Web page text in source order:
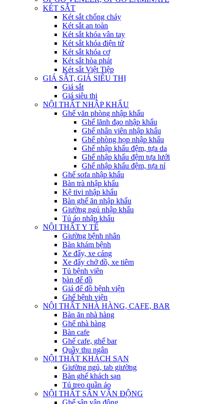
KÉT SẮT
Két sắt chống cháy
Két sắt an toàn
Két sắt khóa vân tay
Két sắt khóa điện tử
Két sắt khóa cơ
Két sắt hòa phát
Két sắt Việt Tiệp
GIÁ SẮT, GIÁ SIÊU THỊ
Giá sắt
Giá siêu thị
NỘI THẤT NHẬP KHẨU
Ghế văn phòng nhập khẩu
Ghế lãnh đạo nhập khẩu
Ghế nhân viên nhập khẩu
Ghế phòng họp nhập khẩu
Ghế nhập khẩu đệm, tựa da
Ghế nhập khẩu đệm tựa lưới
Ghế nhập khẩu đệm, tựa nỉ
Ghế sofa nhập khẩu
Bàn trà nhập khẩu
Kệ tivi nhập khẩu
Bàn ghế ăn nhập khẩu
Giường ngủ nhập khẩu
Tủ áo nhập khẩu
NỘI THẤT Y TẾ
Giường bệnh nhân
Bàn khám bệnh
Xe đẩy, xe cáng
Xe đẩy chở đồ, xe tiêm
Tủ bệnh viên
bàn để đồ
Giá để đồ bệnh viện
Ghế bệnh viện
NỘI THẤT NHÀ HÀNG, CAFE, BAR
Bàn ăn nhà hàng
Ghế nhà hàng
Bàn cafe
Ghế cafe, ghế bar
Quầy thu ngân
NỘI THẤT KHÁCH SẠN
Giường ngủ, tab giường
Bàn ghế khách sạn
Tủ treo quần áo
NỘI THẤT SÂN VẬN ĐỘNG
Ghế sân vận động